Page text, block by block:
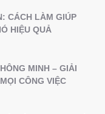
CÁCH LÀM GIÚP
HIỆU QUẢ
MINH – GIẢI
CÔNG VIỆC